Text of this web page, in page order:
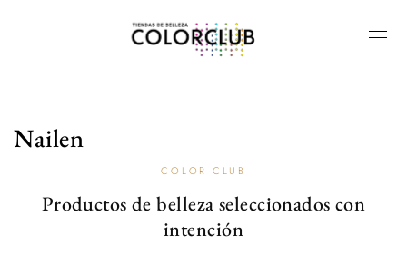
Nailen
COLOR CLUB
Productos de belleza seleccionados con
intención